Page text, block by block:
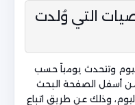
التي وُلدت
وتتحدث يومياً حسب
أسفل الصفحة البحث
وذلك عن طريق اتباع